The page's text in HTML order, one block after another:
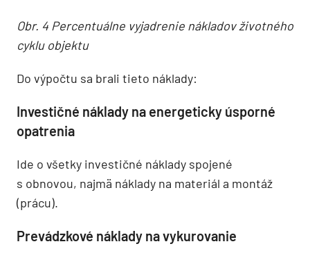
Obr. 4 Percentuálne vyjadrenie nákladov životného
cyklu objektu
Do výpočtu sa brali tieto náklady:
Investičné náklady na energeticky úsporné
opatrenia
Ide o všetky investičné náklady spojené
s obnovou, najmä náklady na materiál a montáž
(prácu).
Prevádzkové náklady na vykurovanie